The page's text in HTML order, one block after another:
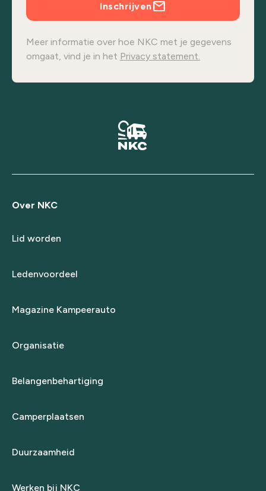
Inschrijven
Meer informatie over hoe NKC met je gegevens
omgaat, vind je in het Privacy statement.
Over NKC
Lid worden
Ledenvoordeel
Magazine Kampeerauto
Organisatie
Belangenbehartiging
Camperplaatsen
Duurzaamheid
Werken bij NKC